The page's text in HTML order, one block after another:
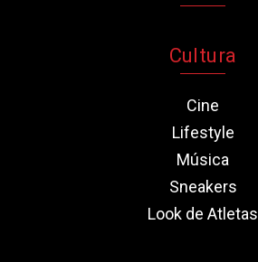
Cultura
Cine
Lifestyle
Música
Sneakers
Look de Atletas